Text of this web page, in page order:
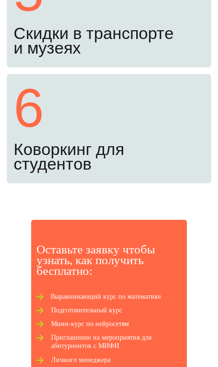
Оставьте заявку чтобы
узнать, как получ ить
бесплатно:
Выравнивающий курс по математике
Мини-курс по нейросетям
Подготовительный курс
Личного менеджера
Приглашение на мероприятия для
абитуриентов с МИФИ
(самостоятельно или в кредит под 3%).
Поздравляем! Вы – студент
МИФИ
Вы справились! Приступайте к занятиям
с 1 сентября.
Оставьте заявку, чтобы